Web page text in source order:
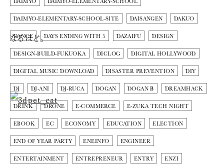
DAIMYO-ELEMENTARY-SCHOOL-SITE DAISANGEN DAKUO
DANCE DAYS ENDING WITH 5 DAZAIFU DESIGN
DESIGN-BUILD-FUKUOKA DICLOG DIGITAL HOLLYWOOD
DIGITAL MUSIC DOWNLOAD DISASTER PREVENTION DIY
DJ DJ-ANI DJ-RUCA DOGAN DOGAN Β DREAMHACK
DRINK DRONE E-COMMERCE E-ZUKA TECH NIGHT
EBOOK EC ECONOMY EDUCATION ELECTION
END OF YEAR PARTY ENEINFO ENGINEER
ENTERTAINMENT ENTREPRENEUR ENTRY ENZI
なるほど。